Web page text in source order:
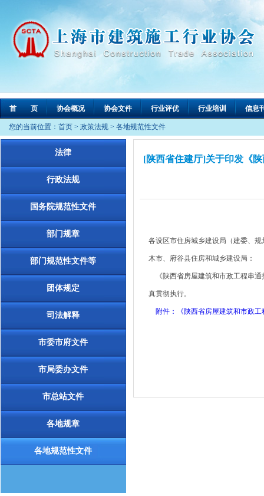
首 页 协会概况 协会文件 行业评优 行业培训 信息
您的当前位置： 首页 > 政策法规 > 各地规范性文件
法律
行政法规
国务院规范性文件
部门规章
部门规范性文件等
团体规定
司法解释
市委市府文件
市局委办文件
市总站文件
各地规章
各地规范性文件
[陕西省住建厅]关于印发《
各设区市住房城乡建设局（建委、
木市、府谷县住房和城乡建设局：
《陕西省房屋建筑和市政工程串通
真贯彻执行。
附件：《陕西省房屋建筑和市政